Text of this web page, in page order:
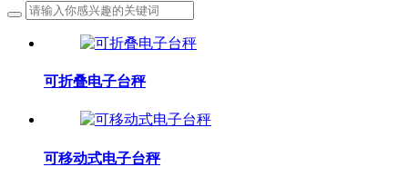
可折叠电子台秤
可移动式电子台秤